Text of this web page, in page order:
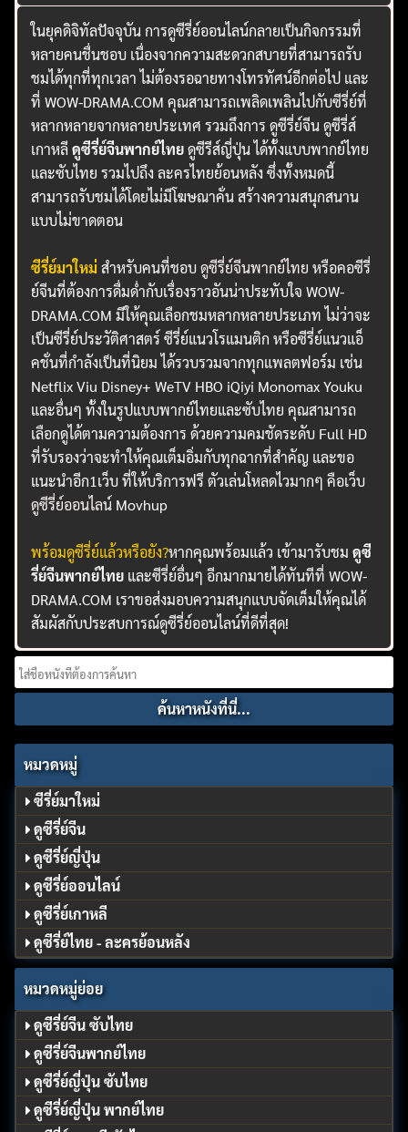
ในยุคดิจิทัลปัจจุบัน การดูซีรี่ย์ออนไลน์กลายเป็นกิจกรรมที่
หลายคนชื่นชอบ เนื่องจากความสะดวกสบายที่สามารถรับ
ชมได้ทุกที่ทุกเวลา ไม่ต้องรอฉายทางโทรทัศน์อีกต่อไป และ
ที่ WOW-DRAMA.COM คุณสามารถเพลิดเพลินไปกับซีรี่ย์ที่
หลากหลายจากหลายประเทศ รวมถึงการ ดูซีรี่ย์จีน ดูซีรี่ส์
เกาหลีดูซีรี่ย์จีนพากย์ไทยดูซีรีส์ญี่ปุ่น ได้ทั้งแบบพากย์ไทย
และซับไทย รวมไปถึง ละครไทยย้อนหลัง ซึ่งทั้งหมดนี้
สามารถรับชมได้โดยไม่มีโฆษณาคั่น สร้างความสนุกสนาน
แบบไม่ขาดตอน
ซีรี่ย์มาใหม่ สำหรับคนที่ชอบดูซีรี่ย์จีนพากย์ไทย หรือคอซีรี่
ย์จีนที่ต้องการดื่มด่ำกับเรื่องราวอันน่าประทับใจ WOW-
DRAMA.COM มีให้คุณเลือกชมหลากหลายประเภท ไม่ว่าจะ
เป็นซีรี่ย์ประวัติศาสตร์ ซีรี่ย์แนวโรแมนติก หรือซีรี่ย์แนวแอ็
คชั่นที่กำลังเป็นที่นิยม ได้รวบรวมจากทุกแพลตฟอร์ม เช่น
Netflix Viu Disney+ WeTV HBO iQiyi Monomax Youku
และอื่นๆ ทั้งในรูปแบบพากย์ไทยและซับไทย คุณสามารถ
เลือกดูได้ตามความต้องการ ด้วยความคมชัดระดับ Full HD
ที่รับรองว่าจะทำให้คุณเต็มอิ่มกับทุกฉากที่สำคัญ และขอ
แนะนำอีก1เว็บ ที่ให้บริการฟรี ตัวเล่นโหลดไวมากๆ คือเว็บ
ดูซีรี่ย์ออนไลน์ Movhup
พร้อมดูซีรี่ย์แล้วหรือยัง?หากคุณพร้อมแล้ว เข้ามารับชมดูซี
รี่ย์จีนพากย์ไทย และซีรี่ย์อื่นๆ อีกมากมายได้ทันทีที่ WOW-
DRAMA.COM เราขอส่งมอบความสนุกแบบจัดเต็มให้คุณได้
สัมผัสกับประสบการณ์ดูซีรี่ย์ออนไลน์ที่ดีที่สุด!
Search
for:
หมวดหมู่
ซีรี่ย์มาใหม่
ดูซีรี่ย์จีน
ดูซีรี่ย์ญี่ปุ่น
ดูซีรี่ย์ออนไลน์
ดูซีรี่ย์เกาหลี
ดูซีรี่ย์ไทย - ละครย้อนหลัง
หมวดหมู่ย่อย
ดูซีรี่ย์จีน ซับไทย
ดูซีรี่ย์จีนพากย์ไทย
ดูซีรี่ย์ญี่ปุ่น ซับไทย
ดูซีรี่ย์ญี่ปุ่น พากย์ไทย